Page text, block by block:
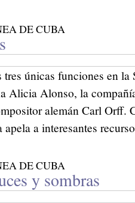
DE CUBA
únicas funciones en
Alicia Alonso, la
alemán Carl Orff.
apela a interesantes
DE CUBA
y sombras